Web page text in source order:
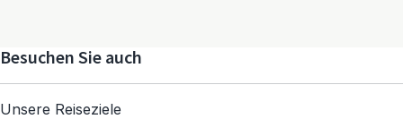
Besuchen Sie auch
Unsere Reiseziele